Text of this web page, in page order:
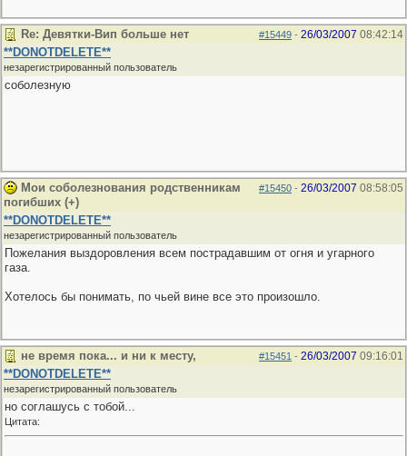
#15449 - 26/03/2007 08:42:14
Re: Девятки-Вип больше нет
**DONOTDELETE**
незарегистрированный пользователь
соболезную
#15450 - 26/03/2007 08:58:05
Мои соболезнования родственникам
погибших (+)
**DONOTDELETE**
незарегистрированный пользователь
Пожелания выздоровления всем пострадавшим от огня и угарного
газа.
Хотелось бы понимать, по чьей вине все это произошло.
#15451 - 26/03/2007 09:16:01
не время пока... и ни к месту,
**DONOTDELETE**
незарегистрированный пользователь
но соглашусь с тобой...
Цитата: